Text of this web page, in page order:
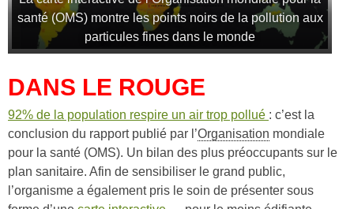
santé (OMS) montre les points noirs de la pollution aux
particules fines dans le monde
DANS LE ROUGE
92% de la population respire un air trop pollué : c’est la
conclusion du rapport publié par l’Organisation mondiale
pour la santé (OMS). Un bilan des plus préoccupants sur le
plan sanitaire. Afin de sensibiliser le grand public,
l’organisme a également pris le soin de présenter sous